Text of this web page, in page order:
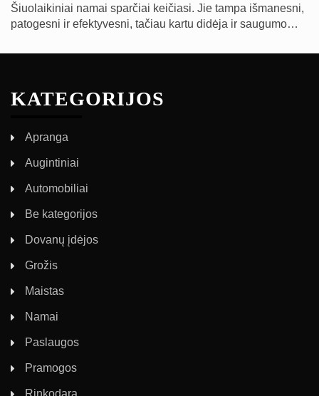
Šiuolaikiniai namai sparčiai keičiasi. Jie tampa išmanesni,
patogesni ir efektyvesni, tačiau kartu didėja ir saugumo…
KATEGORIJOS
Apranga
Augintiniai
Automobiliai
Be kategorijos
Dovanų įdėjos
Grožis
Maistas
Namai
Paslaugos
Pramogos
Rinkodara